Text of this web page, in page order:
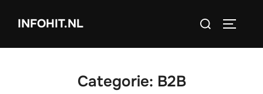
INFOHIT.NL
Zoek
Categorie: B2B